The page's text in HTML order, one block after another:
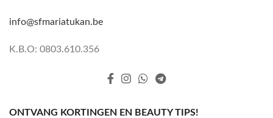
info@sfmariatukan.be
K.B.O: 0803.610.356
ONTVANG KORTINGEN EN BEAUTY TIPS!